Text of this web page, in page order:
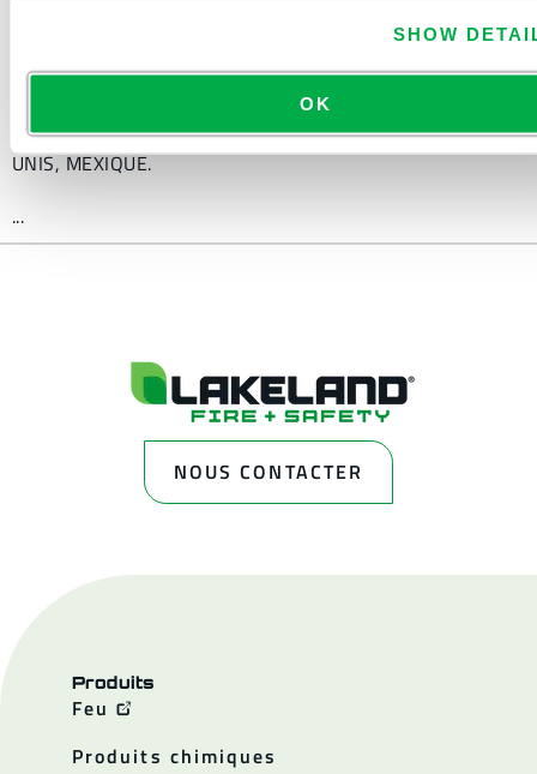
SHOW
OK
Disponible dans ces régions de vente : CANADA, ÉTATS-
UNIS, MEXIQUE.
...
NOUS CONTACTER
Produits
Feu
Produits chimiques